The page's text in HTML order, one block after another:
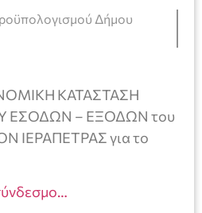
Δήμου
ΚΑΤΑΣΤΑΣΗ
ΕΣΟΔΩΝ – ΕΞΟΔΩΝ του
ΙΕΡΑΠΕΤΡΑΣ για το